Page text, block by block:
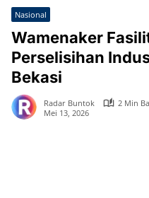
Nasional
Wamenaker
Perselisihan
Bekasi
Radar Buntok
2 Min
Mei 13, 2026